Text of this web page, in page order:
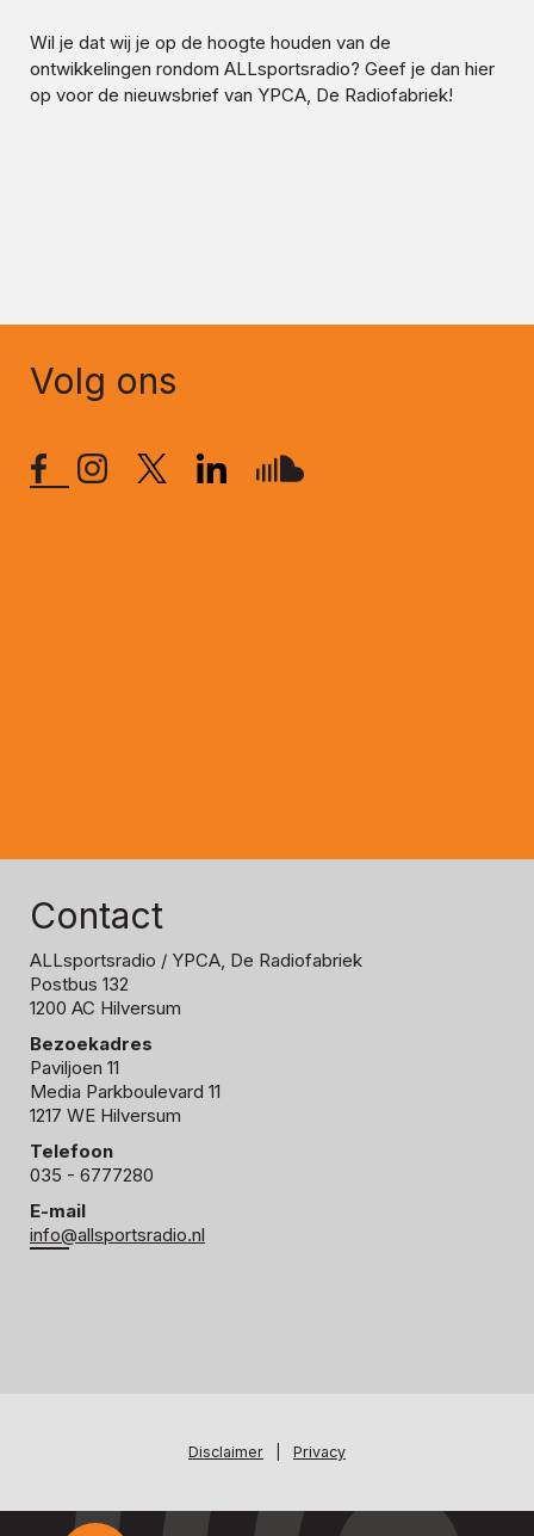
Wil je dat wij je op de hoogte houden van de
ontwikkelingen rondom ALLsportsradio? Geef je dan hier
op voor de nieuwsbrief van YPCA, De Radiofabriek!
Volg ons
Contact
ALLsportsradio / YPCA, De Radiofabriek
Postbus 132
1200 AC Hilversum
Bezoekadres
Paviljoen 11
Media Parkboulevard 11
1217 WE Hilversum
Telefoon
035 - 6777280
E-mail
info@allsportsradio.nl
Disclaimer Privacy